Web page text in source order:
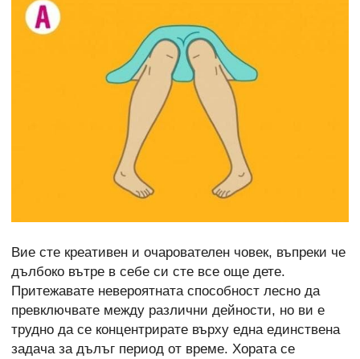
Вие сте креативен и очарователен човек, въпреки че
дълбоко вътре в себе си сте все още дете.
Притежавате невероятната способност лесно да
превключвате между различни дейности, но ви е
трудно да се концентрирате върху една единствена
задача за дълъг период от време. Хората се